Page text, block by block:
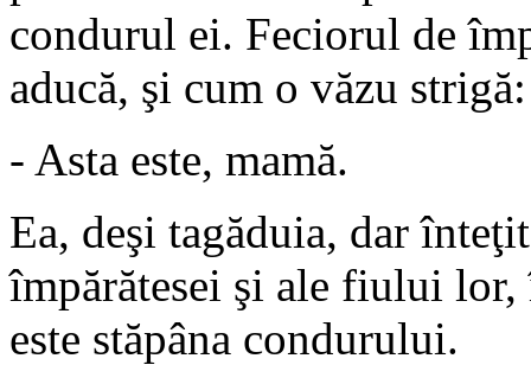
condurul ei. Feciorul de
aducă, şi cum o văzu strigă:
- Asta este, mamă.
Ea, deşi tagăduia, dar
împărătesei şi ale fiului
este stăpâna condurului.